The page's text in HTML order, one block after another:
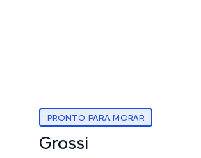
PRONTO PARA MORAR
Grossi